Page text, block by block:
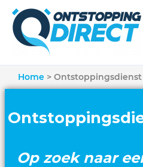
Home
Op zoek naar